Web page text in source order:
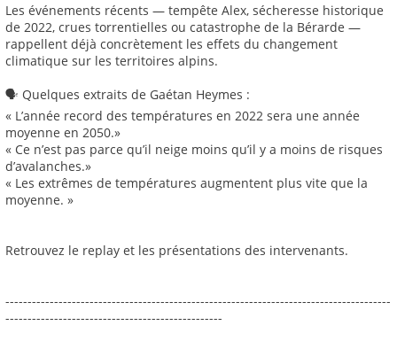
Les événements récents — tempête Alex, sécheresse historique
de 2022, crues torrentielles ou catastrophe de la Bérarde —
rappellent déjà concrètement les effets du changement
climatique sur les territoires alpins.
🗣️ Quelques extraits de Gaétan Heymes :
« L’année record des températures en 2022 sera une année
moyenne en 2050.»
« Ce n’est pas parce qu’il neige moins qu’il y a moins de risques
d’avalanches.»
« Les extrêmes de températures augmentent plus vite que la
moyenne. »
Retrouvez le replay et les présentations des intervenants.
---------------------------------------------------------------------------------------
-------------------------------------------------